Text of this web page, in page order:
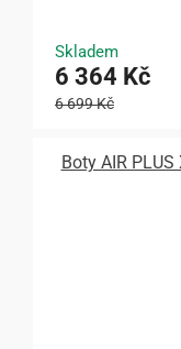
Skladem
6 364 Kč
6 699 Kč
Boty AIR PLUS